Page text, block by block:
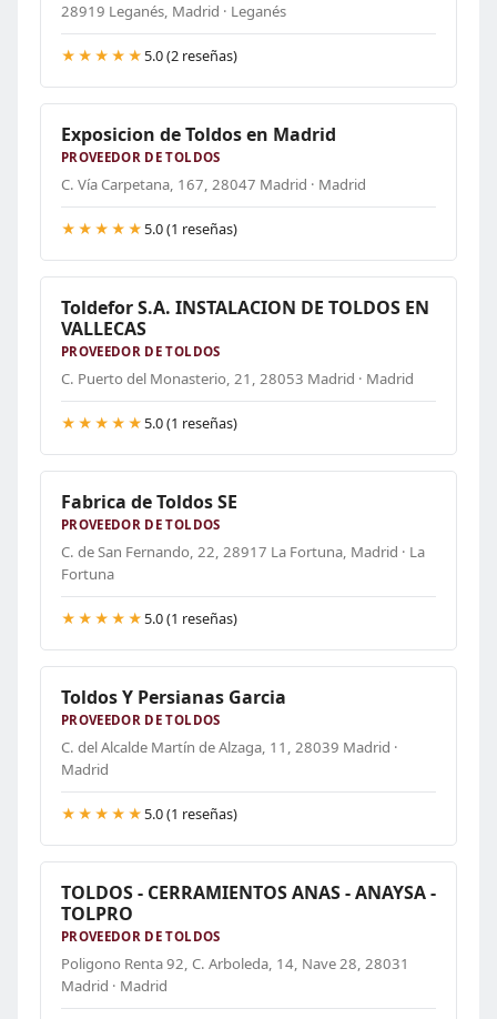
28919 Leganés, Madrid · Leganés
★★★★★ 5.0 (2 reseñas)
Exposicion de Toldos en Madrid
PROVEEDOR DE TOLDOS
C. Vía Carpetana, 167, 28047 Madrid · Madrid
★★★★★ 5.0 (1 reseñas)
Toldefor S.A. INSTALACION DE TOLDOS EN
VALLECAS
PROVEEDOR DE TOLDOS
C. Puerto del Monasterio, 21, 28053 Madrid · Madrid
★★★★★ 5.0 (1 reseñas)
Fabrica de Toldos SE
PROVEEDOR DE TOLDOS
C. de San Fernando, 22, 28917 La Fortuna, Madrid · La
Fortuna
★★★★★ 5.0 (1 reseñas)
Toldos Y Persianas Garcia
PROVEEDOR DE TOLDOS
C. del Alcalde Martín de Alzaga, 11, 28039 Madrid ·
Madrid
★★★★★ 5.0 (1 reseñas)
TOLDOS - CERRAMIENTOS ANAS - ANAYSA -
TOLPRO
PROVEEDOR DE TOLDOS
Poligono Renta 92, C. Arboleda, 14, Nave 28, 28031
Madrid · Madrid